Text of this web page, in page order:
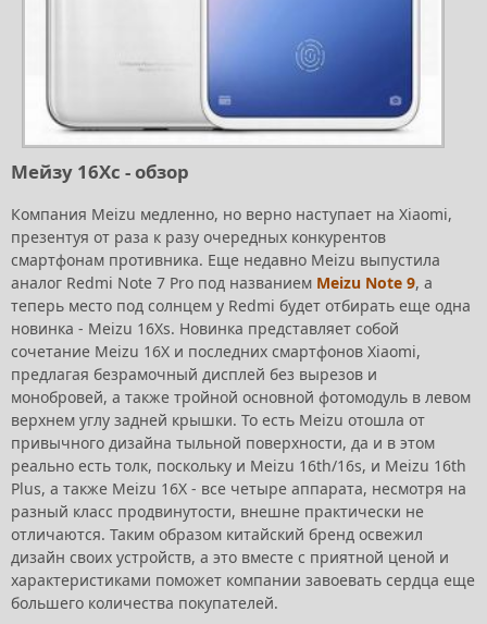
Мейзу 16Хс - обзор
Компания Meizu медленно, но верно наступает на Xiaomi,
презентуя от раза к разу очередных конкурентов
смартфонам противника. Еще недавно Meizu выпустила
аналог Redmi Note 7 Pro под названием Meizu Note 9, а
теперь место под солнцем у Redmi будет отбирать еще одна
новинка - Meizu 16Xs. Новинка представляет собой
сочетание Meizu 16X и последних смартфонов Xiaomi,
предлагая безрамочный дисплей без вырезов и
монобровей, а также тройной основной фотомодуль в левом
верхнем углу задней крышки. То есть Meizu отошла от
привычного дизайна тыльной поверхности, да и в этом
реально есть толк, поскольку и Meizu 16th/16s, и Meizu 16th
Plus, а также Meizu 16X - все четыре аппарата, несмотря на
разный класс продвинутости, внешне практически не
отличаются. Таким образом китайский бренд освежил
дизайн своих устройств, а это вместе с приятной ценой и
характеристиками поможет компании завоевать сердца еще
большего количества покупателей.